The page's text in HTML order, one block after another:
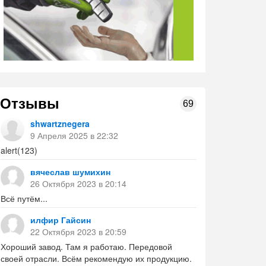
Отзывы 69
shwartznegera
9 Апреля 2025 в 22:32
alert(123)
вячеслав шумихин
26 Октября 2023 в 20:14
Всё путём...
илфир Гайсин
22 Октября 2023 в 20:59
Хороший завод. Там я работаю. Передовой
своей отрасли. Всём рекомендую их продукцию.